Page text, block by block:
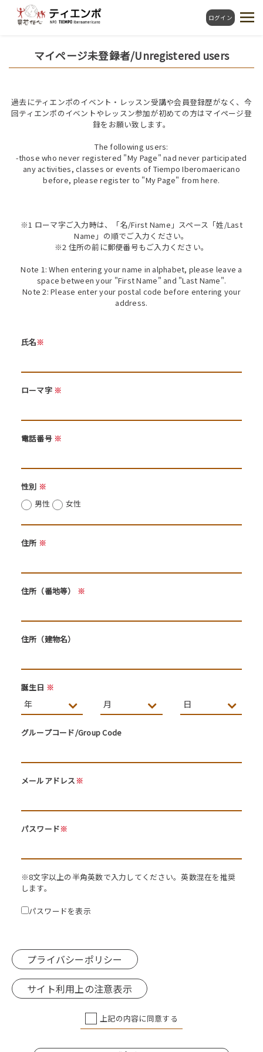
ログイン
マイページ未登録者/Unregistered users
過去にティエンポのイベント・レッスン受講や会員登録歴がなく、今
回ティエンポのイベントやレッスン参加が初めての方はマイページ登
録をお願い致します。
The following users:
-those who never registered "My Page" nad never participated
any activities, classes or events of Tiempo Iberomaericano
before, please register to "My Page" from here.
※1 ローマ字ご入力時は、「名/First Name」スペース「姓/Last
Name」の順でご入力ください。
※2 住所の前に郵便番号もご入力ください。
Note 1: When entering your name in alphabet, please leave a
space between your "First Name" and "Last Name".
Note 2: Please enter your postal code before entering your
address.
氏名※
ローマ字 ※
電話番号 ※
性別 ※
男性
女性
住所 ※
住所（番地等） ※
住所（建物名）
誕生日 ※
グループコード/Group Code
メールアドレス ※
パスワード※
※8文字以上の半角英数で入力してください。英数混在を推奨
します。
パスワードを表示
プライバシーポリシー
サイト利用上の注意表示
上記の内容に同意する